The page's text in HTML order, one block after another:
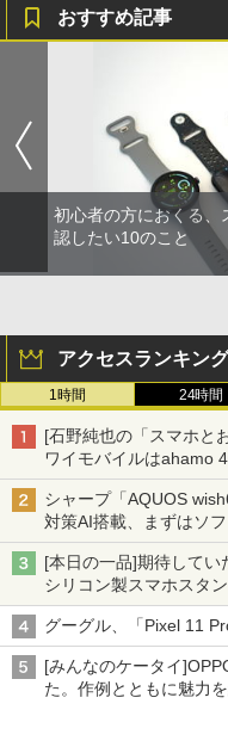
おすすめ記事
初心者の方におくる、
認したい10のこと
アクセスランキング
1時間 24時間
[石野純也の「スマホと
ワイモバイルはahamo
割」の安さと1年限定の
シャープ「AQUOS
対策AI搭載、まずはソ
[本日の一品]期待して
シリコン製スマホスタ
グーグル、「Pixel 11
[みんなのケータイ
た。作例とともに魅力